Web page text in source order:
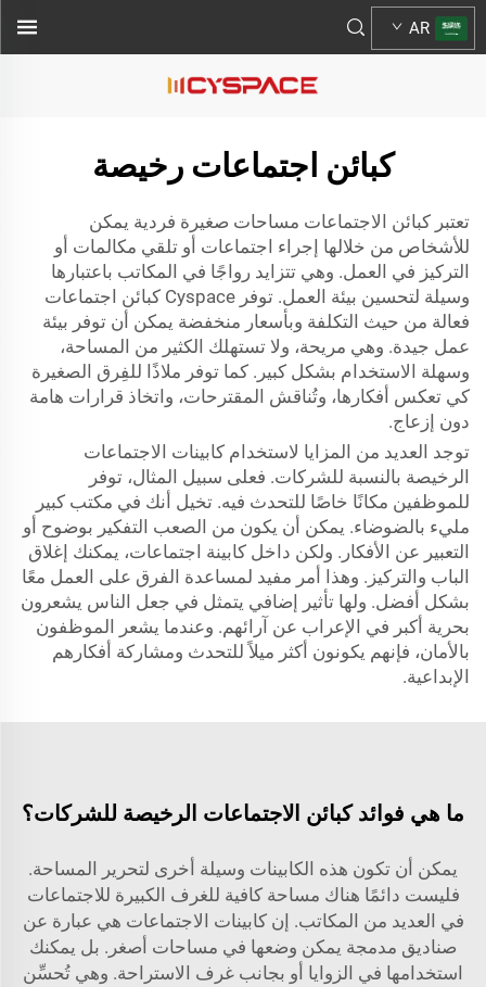
AR
كبائن اجتماعات رخيصة
تعتبر كبائن الاجتماعات مساحات صغيرة فردية يمكن
للأشخاص من خلالها إجراء اجتماعات أو تلقي مكالمات أو
التركيز في العمل. وهي تتزايد رواجًا في المكاتب باعتبارها
وسيلة لتحسين بيئة العمل. توفر Cyspace كبائن اجتماعات
فعالة من حيث التكلفة وبأسعار منخفضة يمكن أن توفر بيئة
عمل جيدة. وهي مريحة، ولا تستهلك الكثير من المساحة،
وسهلة الاستخدام بشكل كبير. كما توفر ملاذًا للفِرق الصغيرة
كي تعكس أفكارها، وتُناقش المقترحات، واتخاذ قرارات هامة
دون إزعاج.
توجد العديد من المزايا لاستخدام كابينات الاجتماعات
الرخيصة بالنسبة للشركات. فعلى سبيل المثال، توفر
للموظفين مكانًا خاصًا للتحدث فيه. تخيل أنك في مكتب كبير
مليء بالضوضاء. يمكن أن يكون من الصعب التفكير بوضوح أو
التعبير عن الأفكار. ولكن داخل كابينة اجتماعات، يمكنك إغلاق
الباب والتركيز. وهذا أمر مفيد لمساعدة الفرق على العمل معًا
بشكل أفضل. ولها تأثير إضافي يتمثل في جعل الناس يشعرون
بحرية أكبر في الإعراب عن آرائهم. وعندما يشعر الموظفون
بالأمان، فإنهم يكونون أكثر ميلاً للتحدث ومشاركة أفكارهم
الإبداعية.
ما هي فوائد كبائن الاجتماعات الرخيصة للشركات؟
يمكن أن تكون هذه الكابينات وسيلة أخرى لتحرير المساحة.
فليست دائمًا هناك مساحة كافية للغرف الكبيرة للاجتماعات
في العديد من المكاتب. إن كابينات الاجتماعات هي عبارة عن
صناديق مدمجة يمكن وضعها في مساحات أصغر. بل يمكنك
استخدامها في الزوايا أو بجانب غرف الاستراحة. وهي تُحسِّن